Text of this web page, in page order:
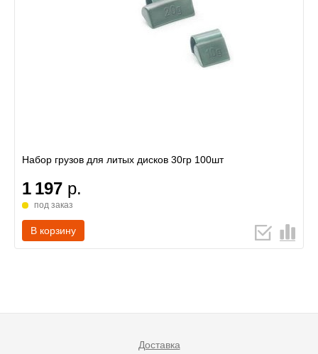
Набор грузов для литых дисков 30гр 100шт
1 197 р.
под заказ
В корзину
Доставка